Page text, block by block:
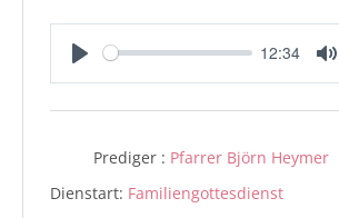
Play
12:34
Prediger : Pfarrer Björn Heymer
Dienstart: Familiengottesdienst